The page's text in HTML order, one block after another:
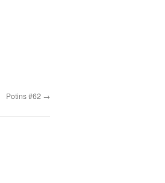
Potins #62 →